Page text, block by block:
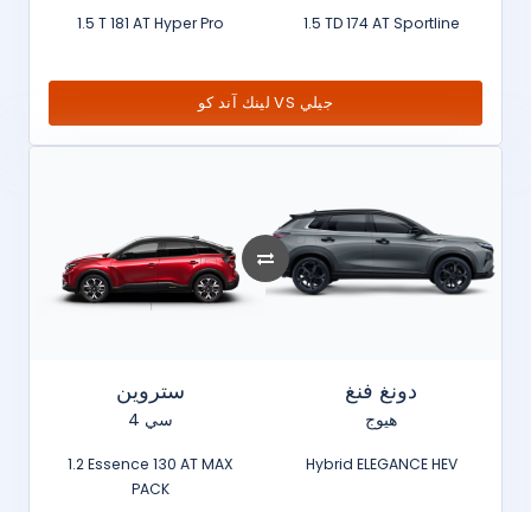
1.5 T 181 AT Hyper Pro 1.5 TD 174 AT Sportline
لينك آند كو VS جيلي
ستروين
سي 4
1.2 Essence 130 AT MAX
PACK
دونغ فنغ
هيوج
Hybrid ELEGANCE HEV